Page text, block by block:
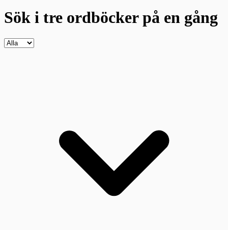
Sök i tre ordböckerpå en gång